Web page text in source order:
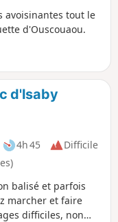
avoisinantes tout le
d'Ouscouaou.
d'Isaby
4h 45
Difficile
balisé et parfois
marcher et faire
difficiles, non